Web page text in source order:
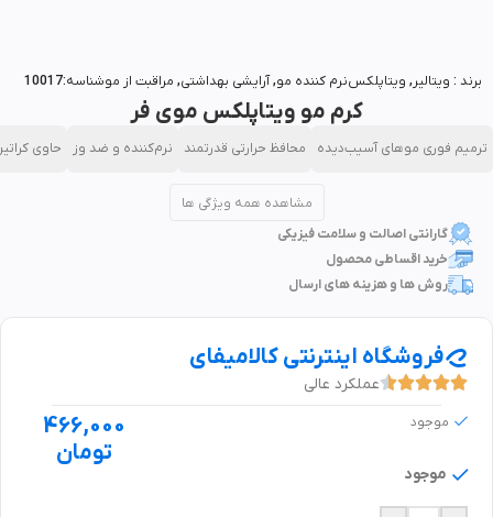
برند : ویتالیر , ویتاپلکسنرم کننده مو,آرایشی بهداشتی, مراقبت از موشناسه:10017
کرم مو ویتاپلکس موی فر
ترمیم فوری موهای آسیب‌دیده محافظ حرارتی قدرتمند نرم‌کننده و ضد وز حاوی
مشاهده همه ویژگی ها
گارانتی اصالت و سلامت فیزیکی
خرید اقساطی محصول
روش ها و هزینه های ارسال
فروشگاه اینترنتی کالامیفای
عملکرد عالی
موجود
466,000
تومان
موجود